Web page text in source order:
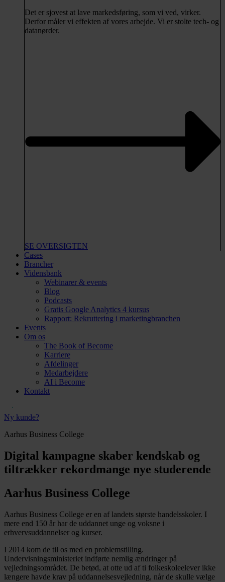
Det er sjovest at lave markedsføring, som vi ved, virker.
Derfor måler vi effekten af vores arbejde. Vi er stolte tech- og
datanørder.
SE OVERSIGTEN
Cases
Brancher
Vidensbank
Webinarer & events
Blog
Podcasts
Gratis Google Analytics 4 kursus
Rapport: Rekruttering i marketingbranchen
Events
Om os
The Book of Become
Karriere
Afdelinger
Medarbejdere
AI i Become
Kontakt
Ny kunde?
Aarhus Business College
Digital kampagne skaber kendskab og
tiltrækker rekordmange nye studerende
Aarhus Business College
Aarhus Business College er en af landets største handelsskoler. I
mere end 150 år har de uddannet unge og voksne i
erhvervsuddannelser og kurser.
I 2014 kom de til os med en problemstilling.
Undervisningsministeriet indførte nemlig ændringer på
vejledningsområdet. De betød, at otte ud af ti folkeskoleelever ikke
længere havde krav på uddannelsesvejledning, når de skulle vælge